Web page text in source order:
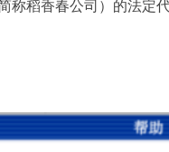
稻香春公司）的法定